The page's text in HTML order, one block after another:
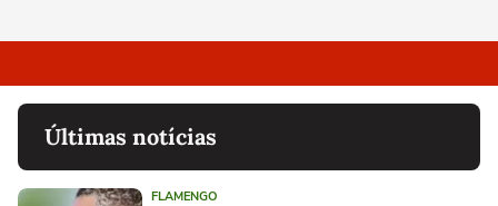
Últimas notícias
FLAMENGO